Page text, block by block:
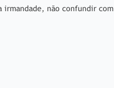
irmandade, não confundir com